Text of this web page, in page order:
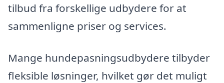
tilbud fra forskellige udbydere for at
sammenligne priser og services.
Mange hundepasningsudbydere tilbyder
fleksible løsninger, hvilket gør det muligt